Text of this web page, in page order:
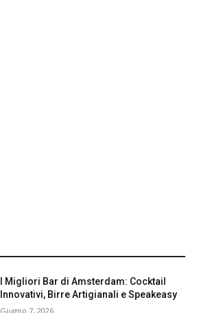
I Migliori Bar di Amsterdam: Cocktail
Innovativi, Birre Artigianali e Speakeasy
Giugno 7, 2026